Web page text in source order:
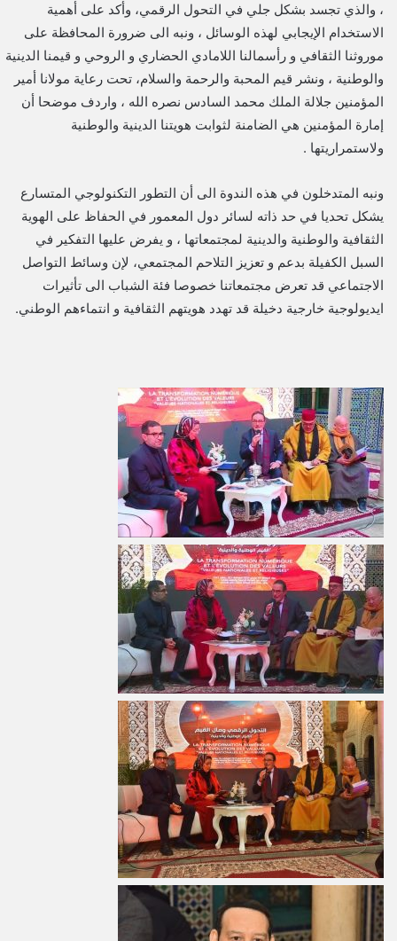
، والذي تجسد بشكل جلي في التحول الرقمي، وأكد على أهمية
الاستخدام الإيجابي لهذه الوسائل ، ونبه الى ضرورة المحافظة على
موروثنا الثقافي و رأسمالنا اللامادي الحضاري و الروحي و قيمنا الدينية
والوطنية ، ونشر قيم المحبة والرحمة والسلام، تحت رعاية مولانا أمير
المؤمنين جلالة الملك محمد السادس نصره الله ، واردف موضحا أن
إمارة المؤمنين هي الضامنة لثوابت هويتنا الدينية والوطنية
ولاستمراريتها .
ونبه المتدخلون في هذه الندوة الى أن التطور التكنولوجي المتسارع
يشكل تحديا في حد ذاته لسائر دول المعمور في الحفاظ على الهوية
الثقافية والوطنية والدينية لمجتمعاتها ، و يفرض عليها التفكير في
السبل الكفيلة بدعم و تعزيز التلاحم المجتمعي، لإن وسائط التواصل
الاجتماعي قد تعرض مجتمعاتنا خصوصا فئة الشباب الى تأثيرات
ايديولوجية خارجية دخيلة قد تهدد هويتهم الثقافية و انتماءهم الوطني.